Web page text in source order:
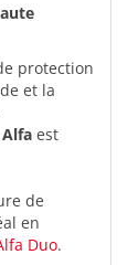
protection
et la
est
de
en
Duo.